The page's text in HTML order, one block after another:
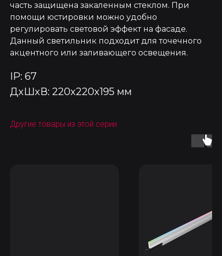
часть защищена закаленным стеклом. При
помощи юстировки можно удобно
регулировать световой эффект на фасаде.
Данный светильник подходит для точечного
акцентного или заливающего освещения.
IP: 67
ДxШxВ: 220x220x195 мм
Другие товары из этой серии